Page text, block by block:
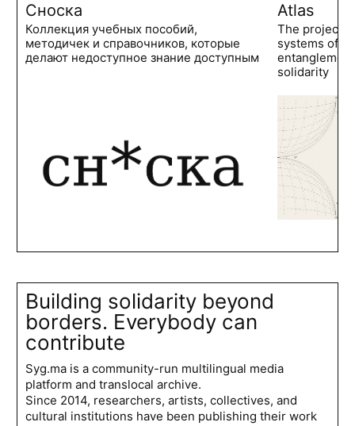
Сноска
Коллекция учебных пособий,
методичек и справочников, которые
делают недоступное знание доступным
Atlas
The project
systems of
solidarity
Building solidarity beyond
borders. Everybody can
contribute
Syg.ma is a community-run multilingual media
platform and translocal archive.
Since 2014, researchers, artists, collectives, and
cultural institutions have been publishing their work